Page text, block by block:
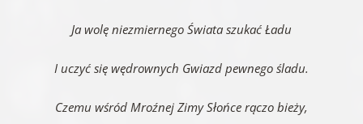
Ja wolę niezmiernego Świata szukać Ładu
I uczyć się wędrownych Gwiazd pewnego śladu.
Czemu wśród Mroźnej Zimy Słońce rączo bieży,